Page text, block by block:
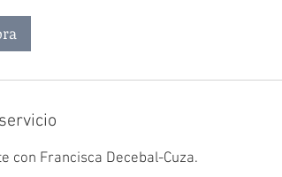
con Francisca Decebal-Cuza.